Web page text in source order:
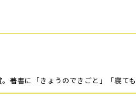
著書に「きょうのできごと」「寝ても